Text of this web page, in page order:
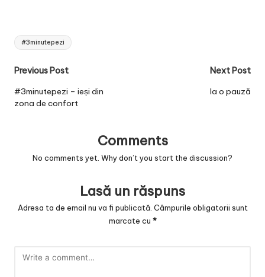
Tags:
#3minutepezi
Post
navigation
Previous Post
#3minutepezi – ieși din
zona de confort
Next Post
Ia o pauză
Comments
No comments yet. Why don’t you start the discussion?
Lasă un răspuns
Adresa ta de email nu va fi publicată. Câmpurile obligatorii sunt
marcate cu *